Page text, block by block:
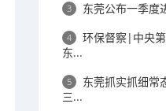
3 东莞公布一季度
4
环保督察|中央
东...
5
东莞抓实抓细常
三...